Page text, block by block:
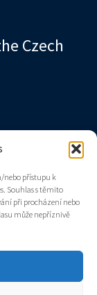
nebo přístupu k
Souhlas s těmito
při procházení nebo
může nepříznivě
Czech